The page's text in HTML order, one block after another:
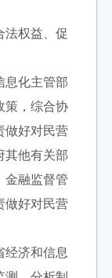
权益、促
化主管部
策，综合协
做好对民营
其他有关部
金融监督管
做好对民营
济和信息